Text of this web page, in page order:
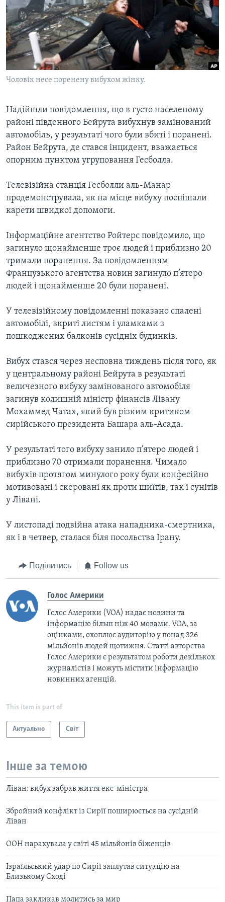
СУСПІЛЬСТВО
ЕКОНОМІКА
ІСТОРІЇ УСПІХУ УКРАЇНЦІВ
ТЕЛЕПРОГРАМИ
ЧАС-TIME
БРИФІНГ ГОЛОСУ АМЕРИКИ
ПРАЙМ-ТАЙМ
ПОГЛЯД З ВАШИНГТОНА
ENGLISH
Learning English
Мови
Чоловік несе поренену вибухом жінку.
Надійшли повідомлення, що в густо населеному
районі південного Бейрута вибухнув замінований
автомобіль, у результаті чого були вбиті і поранені.
Район Бейрута, де стався інцидент, вважається
опорним пунктом угруповання Гесболла.
Телевізійна станція Гесболли аль-Манар
продемонструвала, як на місце вибуху поспішали
карети швидкої допомоги.
Інформаційне агентство Ройтерс повідомило, що
загинуло щонайменше троє людей і приблизно 20
тримали поранення. За повідомленням
Французького агентства новин загинуло п’ятеро
людей і щонайменше 20 були поранені.
У телевізійному повідомленні показано спалені
автомобілі, вкриті листям і уламками з
пошкоджених балконів сусідніх будинків.
Вибух стався через несповна тиждень після того, як
у центральному районі Бейрута в результаті
величезного вибуху замінованого автомобіля
загинув колишній міністр фінансів Лівану
Мохаммед Чатах, який був різким критиком
сирійського президента Башара аль-Асада.
У результаті того вибуху занило п’ятеро людей і
приблизно 70 отримали поранення. Чимало
вибухів протягом минулого року були конфесійно
мотивовані і скеровані як проти шиїтів, так і сунітів
у Лівані.
У листопаді подвійна атака нападника-смертника,
як і в четвер, сталася біля посольства Ірану.
Поділитись Follow us
Голос Америки
Голос Америки (VOA) надає новини та
інформацію більш ніж 40 мовами. VOA, за
оцінками, охоплює аудиторію у понад 326
мільйонів людей щотижня. Статті авторства
Голос Америки є результатом роботи декількох
журналістів і можуть містити інформацію
новинних агенцій.
This item is part of
Актуально Світ
Інше за темою
Ліван: вибух забрав життя екс-міністра
Збройний конфлікт із Сирії поширюється на сусідній
Ліван
ООН нарахувала у світі 45 мільйонів біженців
Ізраїльський удар по Сирії заплутав ситуацію на
Близькому Сході
Папа закликав молитись за мир